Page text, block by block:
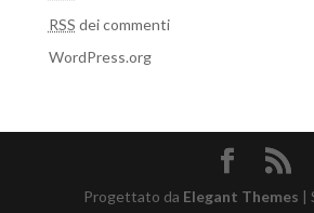
RSS dei commenti
WordPress.org
Progettato da Elegant Themes |